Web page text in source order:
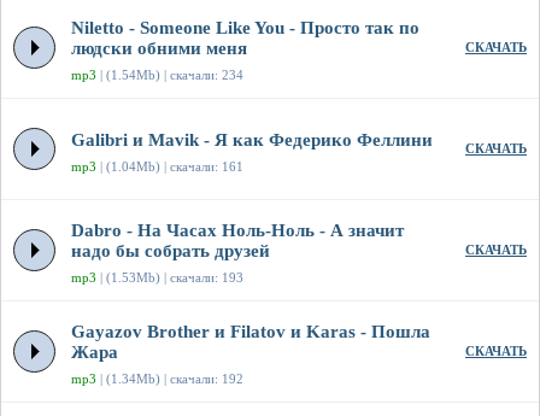
Niletto - Someone Like You - Просто так по
людски обними меня
mp3 | (1.54Mb) | скачали: 234
СКАЧАТЬ
Galibri и Mavik - Я как Федерико Феллини
mp3 | (1.04Mb) | скачали: 161
СКАЧАТЬ
Dabro - На Часах Ноль-Ноль - А значит
надо бы собрать друзей
mp3 | (1.53Mb) | скачали: 193
СКАЧАТЬ
Gayazov Brother и Filatov и Karas - Пошла
Жара
mp3 | (1.34Mb) | скачали: 192
СКАЧАТЬ